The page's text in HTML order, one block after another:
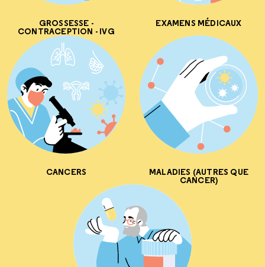
GROSSESSE -
CONTRACEPTION - IVG
EXAMENS MÉDICAUX
CANCERS MALADIES (AUTRES QUE
CANCER)